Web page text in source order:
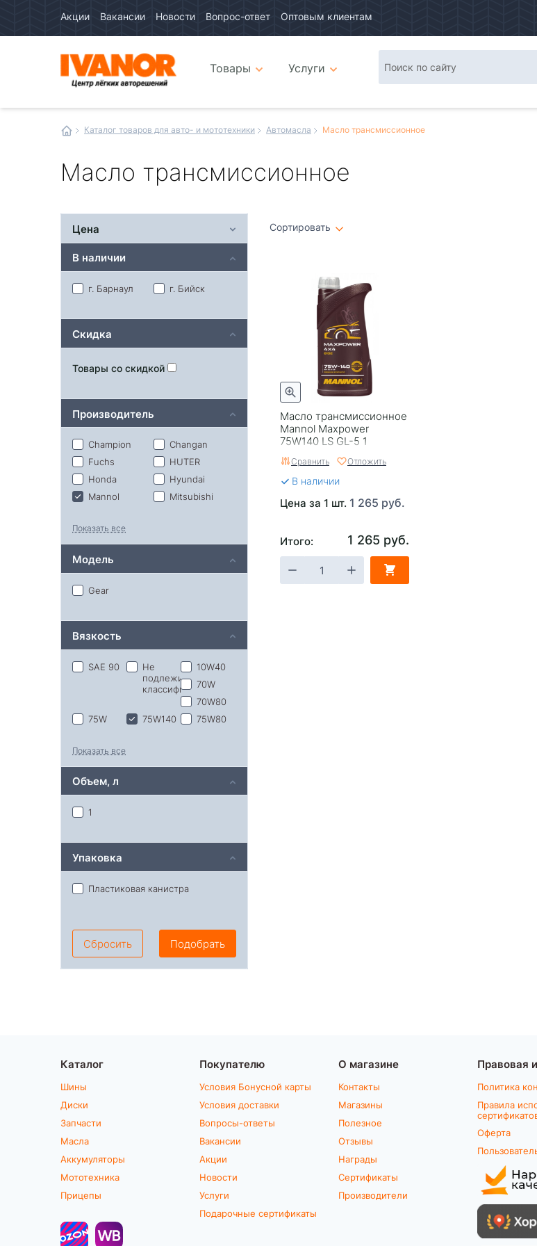
Акции Вакансии Новости Вопрос-ответ Оптовым клиентам
интернетТовары
Услуги
Каталог товаров для авто- и мототехники Автомасла Масло трансмиссионное
Масло трансмиссионное
Сортировать
Масло трансмиссионное
Mannol Maxpower
75W140 LS GL-5 1
Сравнить Отложить
В наличии
Цена за 1 шт. 1 265 руб.
Итого: 1 265 руб.
Цена
В наличии
г. Барнаул г. Бийск
Скидка
Товары со скидкой
Производитель
Champion
Changan
Fuchs
HUTER
Honda
Hyundai
Mannol
Mitsubishi
Nissan
Ravenol
Rolf
Seven
Ликви-моли
Ойлрайт
Показать все
Модель
Gear
Вязкость
SAE 90
Не
подлежит
классификации
10W40
70W
70W80
75W
75W140
75W80
80W90
Показать все
Объем, л
1
Упаковка
Пластиковая канистра
Сбросить Подобрать
Каталог
Шины
Диски
Запчасти
Масла
Аккумуляторы
Мототехника
Прицепы
Покупателю
Условия Бонусной карты
Условия доставки
Вопросы-ответы
Вакансии
Акции
Новости
Услуги
Подарочные сертификаты
О магазине
Контакты
Магазины
Полезное
Отзывы
Награды
Сертификаты
Производители
Правовая
Политика
Правила
Оферта